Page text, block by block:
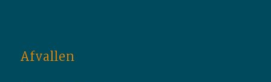
Afvallen